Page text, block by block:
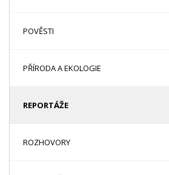
POVĚSTI
PŘÍRODA A EKOLOGIE
REPORTÁŽE
ROZHOVORY